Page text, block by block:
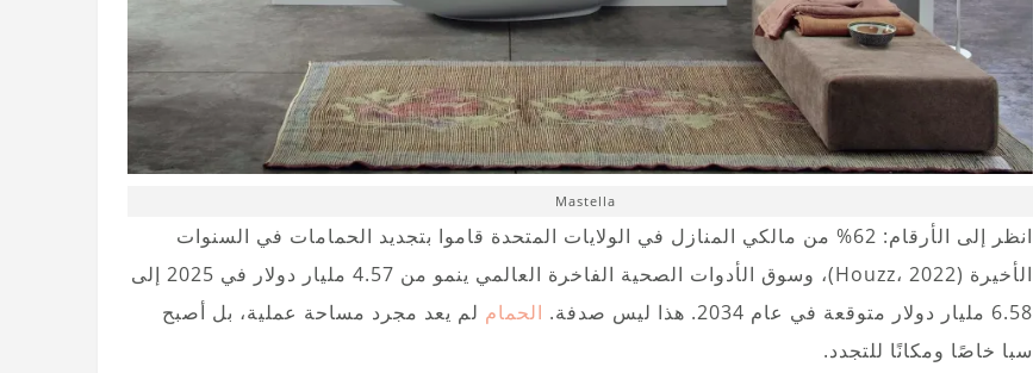
Mastella
انظر إلى الأرقام: 62% من مالكي المنازل في الولايات المتحدة قاموا بتجديد الحمامات في السنوات
الأخيرة (Houzz، 2022)، وسوق الأدوات الصحية الفاخرة العالمي ينمو من 4.57 مليار دولار في 2025 إلى
6.58 مليار دولار متوقعة في عام 2034. هذا ليس صدفة.
الحمام لم يعد مجرد مساحة عملية، بل أصبح
سبا خاصًا ومكانًا للتجدد.